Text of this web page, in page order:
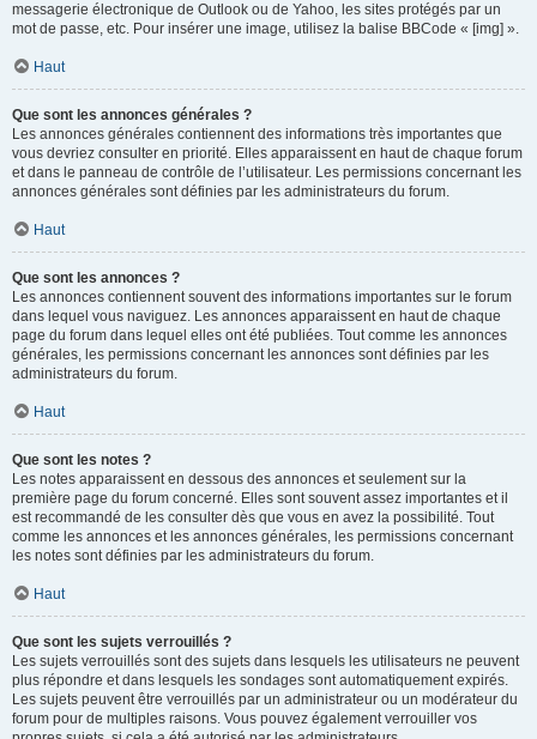
messagerie électronique de Outlook ou de Yahoo, les sites protégés par un
mot de passe, etc. Pour insérer une image, utilisez la balise BBCode « [img] ».
Haut
Que sont les annonces générales ?
Les annonces générales contiennent des informations très importantes que
vous devriez consulter en priorité. Elles apparaissent en haut de chaque forum
et dans le panneau de contrôle de l’utilisateur. Les permissions concernant les
annonces générales sont définies par les administrateurs du forum.
Haut
Que sont les annonces ?
Les annonces contiennent souvent des informations importantes sur le forum
dans lequel vous naviguez. Les annonces apparaissent en haut de chaque
page du forum dans lequel elles ont été publiées. Tout comme les annonces
générales, les permissions concernant les annonces sont définies par les
administrateurs du forum.
Haut
Que sont les notes ?
Les notes apparaissent en dessous des annonces et seulement sur la
première page du forum concerné. Elles sont souvent assez importantes et il
est recommandé de les consulter dès que vous en avez la possibilité. Tout
comme les annonces et les annonces générales, les permissions concernant
les notes sont définies par les administrateurs du forum.
Haut
Que sont les sujets verrouillés ?
Les sujets verrouillés sont des sujets dans lesquels les utilisateurs ne peuvent
plus répondre et dans lesquels les sondages sont automatiquement expirés.
Les sujets peuvent être verrouillés par un administrateur ou un modérateur du
forum pour de multiples raisons. Vous pouvez également verrouiller vos